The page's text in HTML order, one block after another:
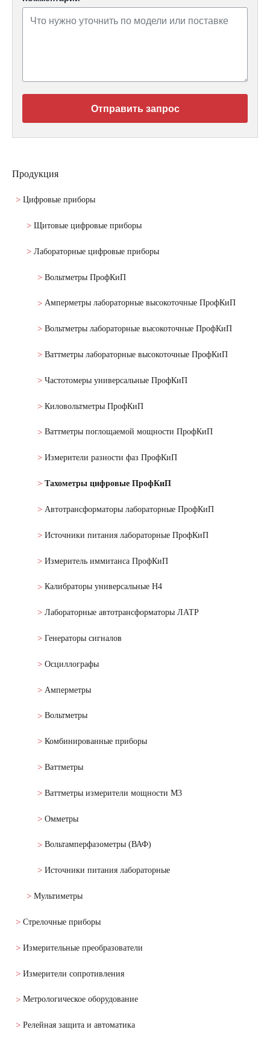
Отправить запрос
Продукция
Цифровые приборы
Щитовые цифровые приборы
Лабораторные цифровые приборы
Вольтметры ПрофКиП
Амперметры лабораторные высокоточные ПрофКиП
Вольтметры лабораторные высокоточные ПрофКиП
Ваттметры лабораторные высокоточные ПрофКиП
Частотомеры универсальные ПрофКиП
Киловольтметры ПрофКиП
Ваттметры поглощаемой мощности ПрофКиП
Измерители разности фаз ПрофКиП
Тахометры цифровые ПрофКиП
Автотрансформаторы лабораторные ПрофКиП
Источники питания лабораторные ПрофКиП
Измеритель иммитанса ПрофКиП
Калибраторы универсальные Н4
Лабораторные автотрансформаторы ЛАТР
Генераторы сигналов
Осциллографы
Амперметры
Вольтметры
Комбинированные приборы
Ваттметры
Ваттметры измерители мощности М3
Омметры
Вольтамперфазометры (ВАФ)
Источники питания лабораторные
Мультиметры
Стрелочные приборы
Измерительные преобразователи
Измерители сопротивления
Метрологическое оборудование
Релейная защита и автоматика